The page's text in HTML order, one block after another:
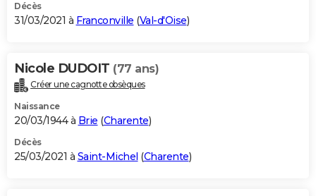
Décès
31/03/2021 à Franconville (Val-d'Oise)
Nicole DUDOIT (77 ans)
Créer une cagnotte obsèques
Naissance
20/03/1944 à Brie (Charente)
Décès
25/03/2021 à Saint-Michel (Charente)